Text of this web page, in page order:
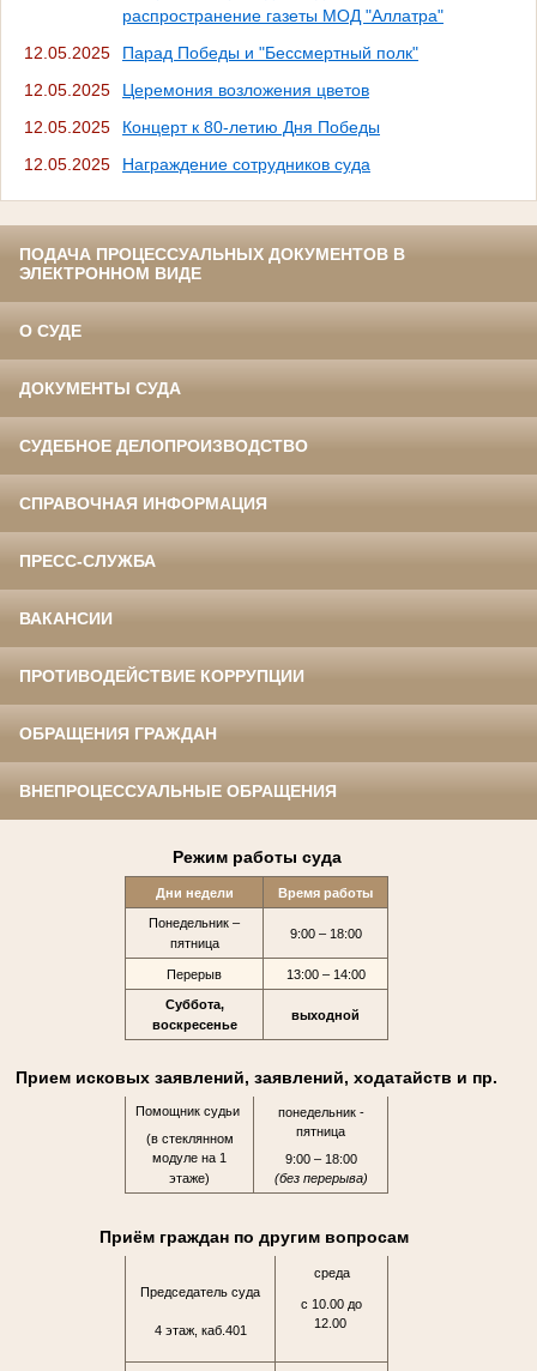
распространение газеты МОД "Аллатра"
12.05.2025
Парад Победы и "Бессмертный полк"
12.05.2025
Церемония возложения цветов
12.05.2025
Концерт к 80-летию Дня Победы
12.05.2025
Награждение сотрудников суда
ПОДАЧА ПРОЦЕССУАЛЬНЫХ ДОКУМЕНТОВ В
ЭЛЕКТРОННОМ ВИДЕ
О СУДЕ
ДОКУМЕНТЫ СУДА
СУДЕБНОЕ ДЕЛОПРОИЗВОДСТВО
СПРАВОЧНАЯ ИНФОРМАЦИЯ
ПРЕСС-СЛУЖБА
ВАКАНСИИ
ПРОТИВОДЕЙСТВИЕ КОРРУПЦИИ
ОБРАЩЕНИЯ ГРАЖДАН
ВНЕПРОЦЕССУАЛЬНЫЕ ОБРАЩЕНИЯ
Режим работы суда
Дни недели Время работы
Понедельник –
пятница
9:00 – 18:00
Перерыв 13:00 – 14:00
Суббота,
воскресенье
выходной
Прием исковых заявлений, заявлений, ходатайств и пр.
Помощник судьи
(в стеклянном
модуле на 1
этаже)
понедельник -
пятница
9:00 – 18:00
(без перерыва)
Приём граждан по другим вопросам
Председатель суда
4 этаж, каб.401
среда
с 10.00 до
12.00